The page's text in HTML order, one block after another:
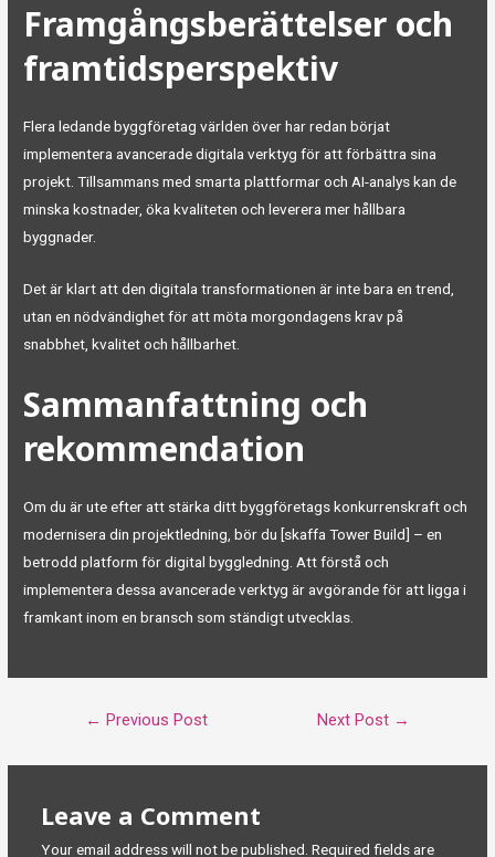
Framgångsberättelser och
framtidsperspektiv
Flera ledande byggföretag världen över har redan börjat
implementera avancerade digitala verktyg för att förbättra sina
projekt. Tillsammans med smarta plattformar och AI-analys kan de
minska kostnader, öka kvaliteten och leverera mer hållbara
byggnader.
Det är klart att den digitala transformationen är inte bara en trend,
utan en nödvändighet för att möta morgondagens krav på
snabbhet, kvalitet och hållbarhet.
Sammanfattning och
rekommendation
Om du är ute efter att stärka ditt byggföretags konkurrenskraft och
modernisera din projektledning, bör du [skaffa Tower Build] – en
betrodd platform för digital byggledning. Att förstå och
implementera dessa avancerade verktyg är avgörande för att ligga i
framkant inom en bransch som ständigt utvecklas.
← Previous Post Next Post →
Leave a Comment
Your email address will not be published. Required fields are